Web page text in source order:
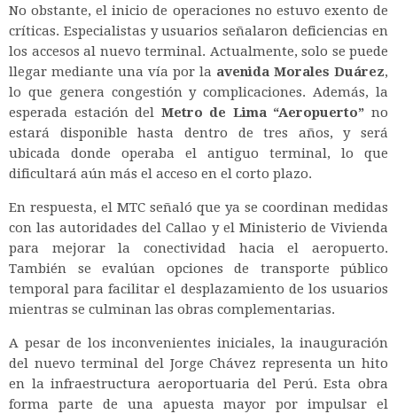
No obstante, el inicio de operaciones no estuvo exento de
críticas. Especialistas y usuarios señalaron deficiencias en
los accesos al nuevo terminal. Actualmente, solo se puede
llegar mediante una vía por la avenida Morales Duárez,
lo que genera congestión y complicaciones. Además, la
esperada estación del Metro de Lima “Aeropuerto” no
estará disponible hasta dentro de tres años, y será
ubicada donde operaba el antiguo terminal, lo que
dificultará aún más el acceso en el corto plazo.
En respuesta, el MTC señaló que ya se coordinan medidas
con las autoridades del Callao y el Ministerio de Vivienda
para mejorar la conectividad hacia el aeropuerto.
También se evalúan opciones de transporte público
temporal para facilitar el desplazamiento de los usuarios
mientras se culminan las obras complementarias.
A pesar de los inconvenientes iniciales, la inauguración
del nuevo terminal del Jorge Chávez representa un hito
en la infraestructura aeroportuaria del Perú. Esta obra
forma parte de una apuesta mayor por impulsar el